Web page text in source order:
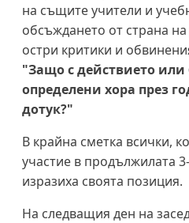
на същите учители и
обсъждането от страна
остри критики и
"Защо с действието или
определени хора през
дотук?"
В крайна сметка всички,
участие в продължилата
изразиха своята позиция.
На следващия ден на